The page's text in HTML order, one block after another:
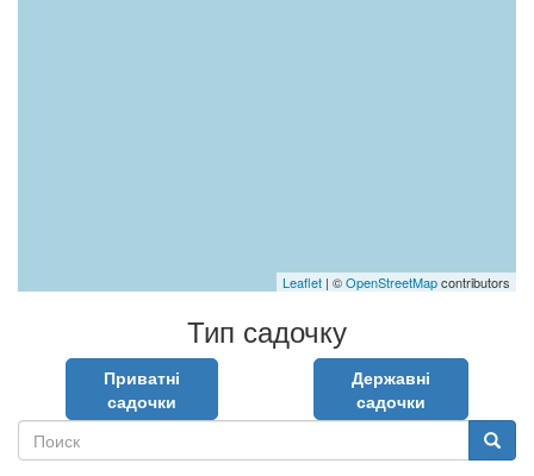
Leaflet | ©OpenStreetMapcontributors
Тип садочку
Приватні
садочки
Державні
садочки
Поиск
Поиск